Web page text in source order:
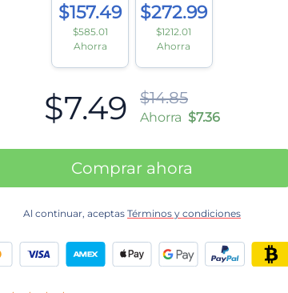
$157.49
$585.01
Ahorra
$272.99
$1212.01
Ahorra
$7.49 $14.85
Ahorra $7.36
Comprar ahora
Al continuar, aceptas Términos y condiciones